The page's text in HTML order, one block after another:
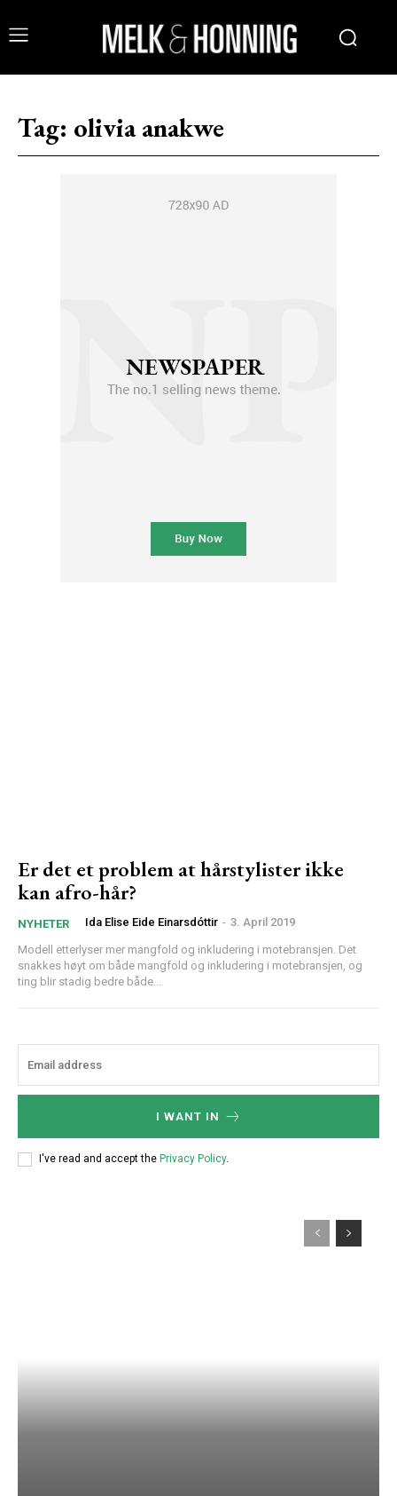
Tag: olivia anakwe
Er det et problem at hårstylister ikke
kan afro-hår?
NYHETER Ida Elise Eide Einarsdóttir - 3. April 2019
Modell etterlyser mer mangfold og inkludering i motebransjen. Det
snakkes høyt om både mangfold og inkludering i motebransjen, og
ting blir stadig bedre både...
I WANT IN
I've read and accept the Privacy Policy.